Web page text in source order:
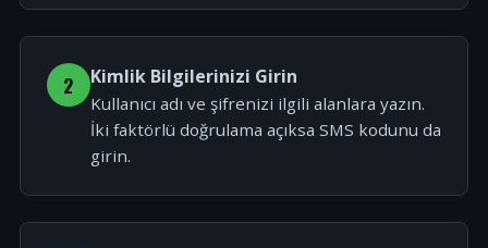
2 Kimlik Bilgilerinizi Girin
Kullanıcı adı ve şifrenizi ilgili alanlara yazın.
İki faktörlü doğrulama açıksa SMS kodunu da
girin.